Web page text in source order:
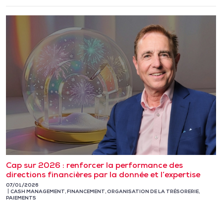
Cap sur 2026 : renforcer la performance des
directions financières par la donnée et l’expertise
07/01/2026
CASH MANAGEMENT,FINANCEMENT,ORGANISATION DE LA TRÉSORERIE,
PAIEMENTS